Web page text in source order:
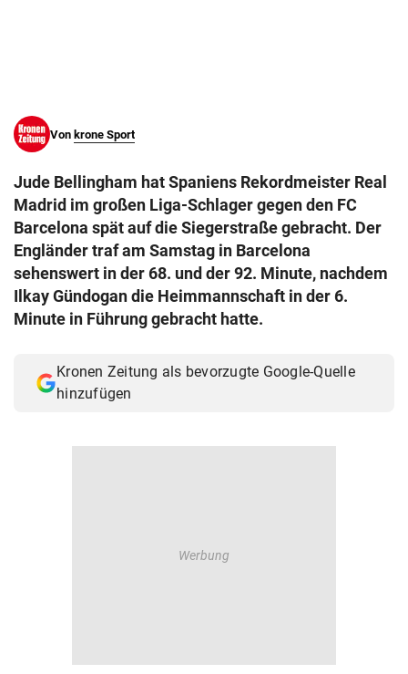
Von krone Sport
Jude Bellingham hat Spaniens Rekordmeister Real
Madrid im großen Liga-Schlager gegen den FC
Barcelona spät auf die Siegerstraße gebracht. Der
Engländer traf am Samstag in Barcelona
sehenswert in der 68. und der 92. Minute, nachdem
Ilkay Gündogan die Heimmannschaft in der 6.
Minute in Führung gebracht hatte.
Kronen Zeitung als bevorzugte Google-Quelle
hinzufügen